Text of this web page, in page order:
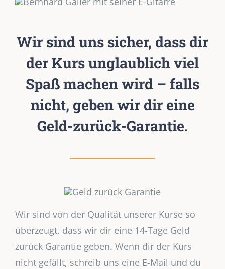
Wir sind uns sicher, dass dir
der Kurs unglaublich viel
Spaß machen wird – falls
nicht, geben wir dir eine
Geld-zurück-Garantie.
Wir sind von der Qualität unserer Kurse so
überzeugt, dass wir dir eine 14-Tage Geld
zurück Garantie geben. Wenn dir der Kurs
nicht gefällt, schreib uns eine E-Mail und du